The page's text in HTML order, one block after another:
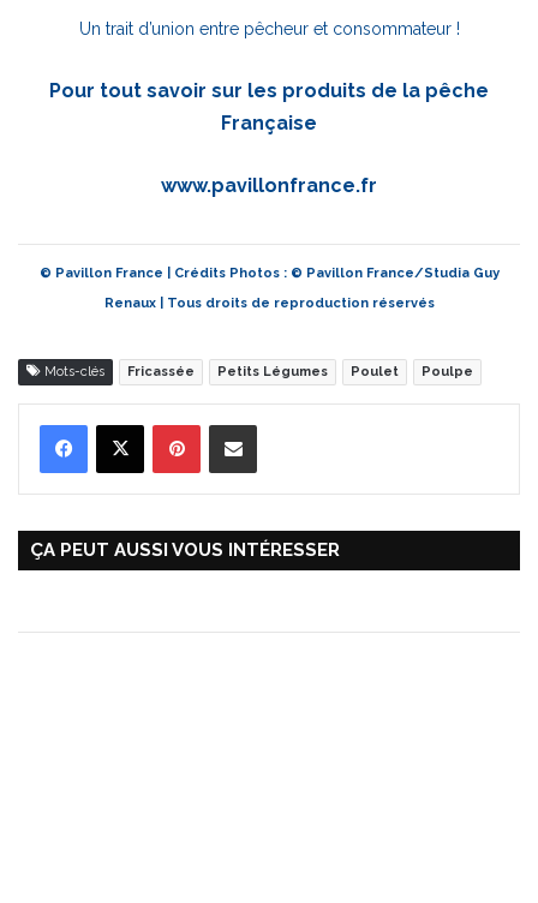
Un trait d’union entre pêcheur et consommateur !
Pour tout savoir sur les produits de la pêche
Française
www.pavillonfrance.fr
© Pavillon France | Crédits Photos : © Pavillon France/Studia Guy
Renaux | Tous droits de reproduction réservés
Mots-clés Fricassée Petits Légumes Poulet Poulpe
ÇA PEUT AUSSI VOUS INTÉRESSER